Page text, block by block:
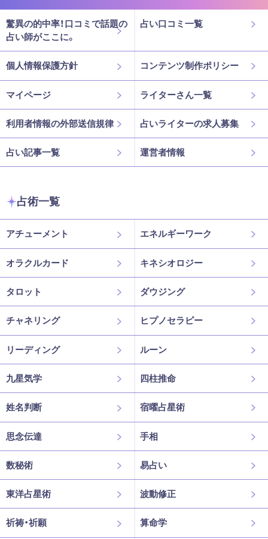
驚異の的中率！口コミで話題の
占い師がここに。
占い口コミ一覧
個人情報保護方針 コンテンツ制作ポリシー
マイページ ライターさん一覧
利用者情報の外部送信規律 占いライターの求人募集
占い記事一覧 運営者情報
占術一覧
アチューメント エネルギーワーク
オラクルカード キネシオロジー
タロット ダウジング
チャネリング ヒプノセラピー
リーディング ルーン
九星気学 四柱推命
姓名判断 宿曜占星術
思念伝達 手相
数秘術 易占い
東洋占星術 波動修正
祈祷・祈願 算命学